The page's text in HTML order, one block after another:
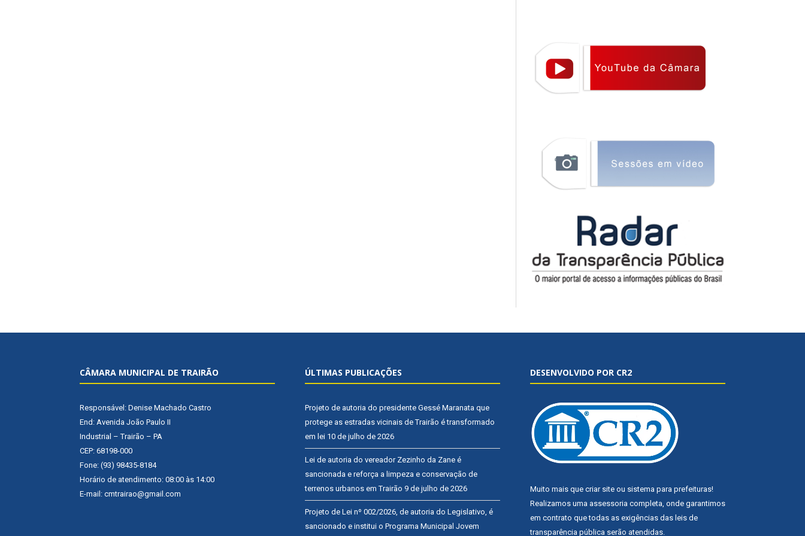
CÂMARA MUNICIPAL DE TRAIRÃO
Responsável: Denise Machado Castro
End: Avenida João Paulo II
Industrial – Trairão – PA
CEP: 68198-000
Fone: (93) 98435-8184
Horário de atendimento: 08:00 às 14:00
E-mail: cmtrairao@gmail.com
ÚLTIMAS PUBLICAÇÕES
Projeto de autoria do presidente Gessé Maranata que
protege as estradas vicinais de Trairão é transformado
em lei 10 de julho de 2026
Lei de autoria do vereador Zezinho da Zane é
sancionada e reforça a limpeza e conservação de
terrenos urbanos em Trairão 9 de julho de 2026
Projeto de Lei nº 002/2026, de autoria do Legislativo, é
sancionado e institui o Programa Municipal Jovem
DESENVOLVIDO POR CR2
Muito mais que criar site ou sistema para prefeituras!
Realizamos uma assessoria completa, onde garantimos
em contrato que todas as exigências das leis de
transparência pública serão atendidas.